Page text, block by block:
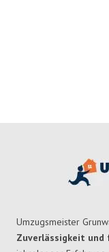
Umzugsmeister
Zuverlässigkeit und